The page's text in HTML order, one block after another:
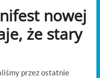
nowej
że stary
przez ostatnie